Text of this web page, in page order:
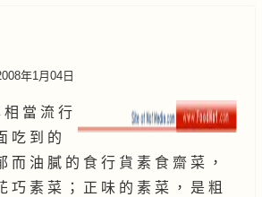
年1月04日
相 當 流 行
吃 到 的
而 油 膩 的 食 行 貨 素 食 齋 菜 ，
巧 素 菜 ； 正 味 的 素 菜 ， 是 粗